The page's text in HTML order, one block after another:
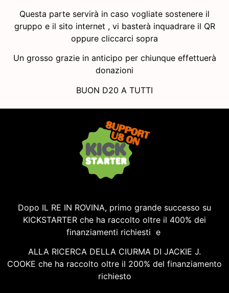
Questa parte servirà in caso vogliate sostenere il
gruppo e il sito internet , vi basterà inquadrare il QR
oppure cliccarci sopra
Un grosso grazie in anticipo per chiunque effettuerà
donazioni
BUON D20 A TUTTI
Dopo IL RE IN ROVINA, primo grande successo su
KICKSTARTER che ha raccolto oltre il 400% dei
finanziamenti richiesti e
ALLA RICERCA DELLA CIURMA DI JACKIE J.
COOKE che ha raccolto oltre il 200% del finanziamento
richiesto